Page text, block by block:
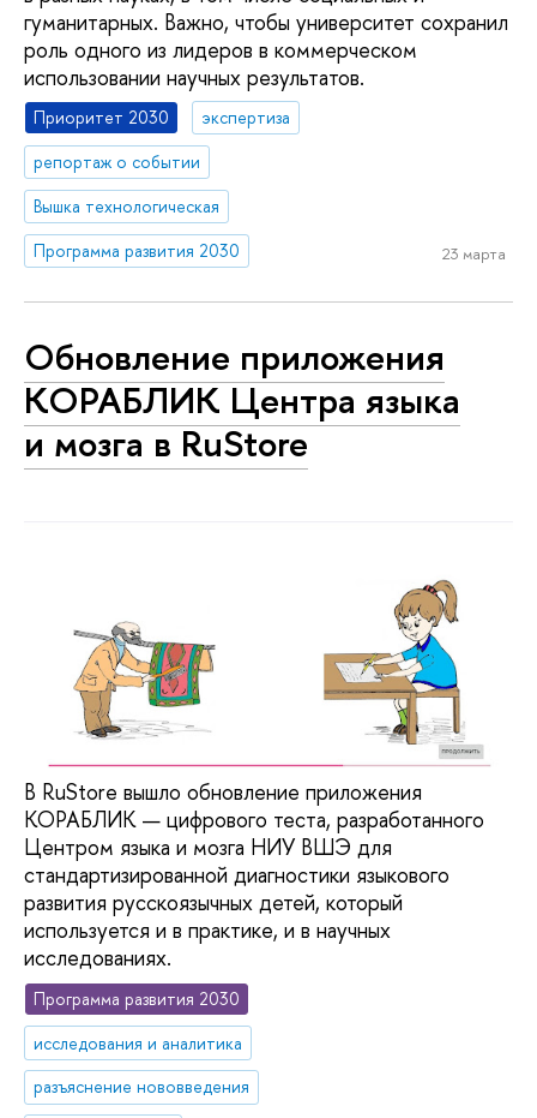
гуманитарных. Важно, чтобы университет сохранил
роль одного из лидеров в коммерческом
использовании научных результатов.
Приоритет 2030
экспертиза
репортаж о событии
Вышка технологическая
Программа развития 2030
23 марта
Обновление приложения
КОРАБЛИК Центра языка
и мозга в RuStore
В RuStore вышло обновление приложения
КОРАБЛИК — цифрового теста, разработанного
Центром языка и мозга НИУ ВШЭ для
стандартизированной диагностики языкового
развития русскоязычных детей, который
используется и в практике, и в научных
исследованиях.
Программа развития 2030
исследования и аналитика
разъяснение нововведения